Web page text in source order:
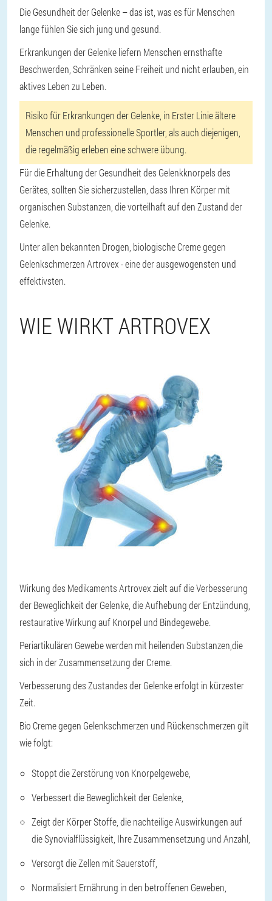
Die Gesundheit der Gelenke – das ist, was es für Menschen
lange fühlen Sie sich jung und gesund.
Erkrankungen der Gelenke liefern Menschen ernsthafte
Beschwerden, Schränken seine Freiheit und nicht erlauben, ein
aktives Leben zu Leben.
Risiko für Erkrankungen der Gelenke, in Erster Linie ältere
Menschen und professionelle Sportler, als auch diejenigen,
die regelmäßig erleben eine schwere übung.
Für die Erhaltung der Gesundheit des Gelenkknorpels des
Gerätes, sollten Sie sicherzustellen, dass Ihren Körper mit
organischen Substanzen, die vorteilhaft auf den Zustand der
Gelenke.
Unter allen bekannten Drogen, biologische Creme gegen
Gelenkschmerzen Artrovex - eine der ausgewogensten und
effektivsten.
WIE WIRKT ARTROVEX
Wirkung des Medikaments Artrovex zielt auf die Verbesserung
der Beweglichkeit der Gelenke, die Aufhebung der Entzündung,
restaurative Wirkung auf Knorpel und Bindegewebe.
Periartikulären Gewebe werden mit heilenden Substanzen,die
sich in der Zusammensetzung der Creme.
Verbesserung des Zustandes der Gelenke erfolgt in kürzester
Zeit.
Bio Creme gegen Gelenkschmerzen und Rückenschmerzen gilt
wie folgt:
Stoppt die Zerstörung von Knorpelgewebe,
Verbessert die Beweglichkeit der Gelenke,
Zeigt der Körper Stoffe, die nachteilige Auswirkungen auf
die Synovialflüssigkeit, Ihre Zusammensetzung und Anzahl,
Versorgt die Zellen mit Sauerstoff,
Normalisiert Ernährung in den betroffenen Geweben,